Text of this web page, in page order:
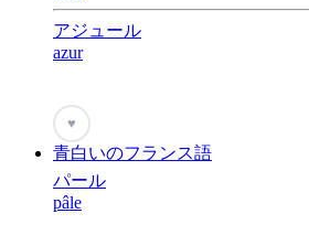
アジュール
azur
♥
青白いのフランス語
パール
pâle